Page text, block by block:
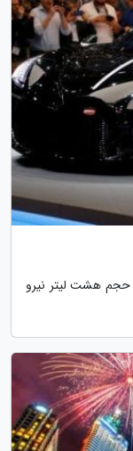
حجم هشت لیتر نیرو